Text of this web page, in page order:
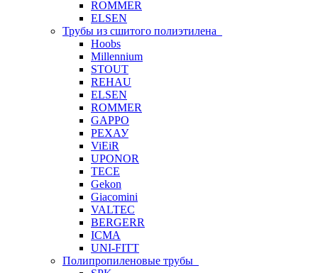
ROMMER
ELSEN
Трубы из сшитого полиэтилена
Hoobs
Millennium
STOUT
REHAU
ELSEN
ROMMER
GAPPO
РЕХАУ
ViEiR
UPONOR
TECE
Gekon
Giacomini
VALTEC
BERGERR
ICMA
UNI-FITT
Полипропиленовые трубы